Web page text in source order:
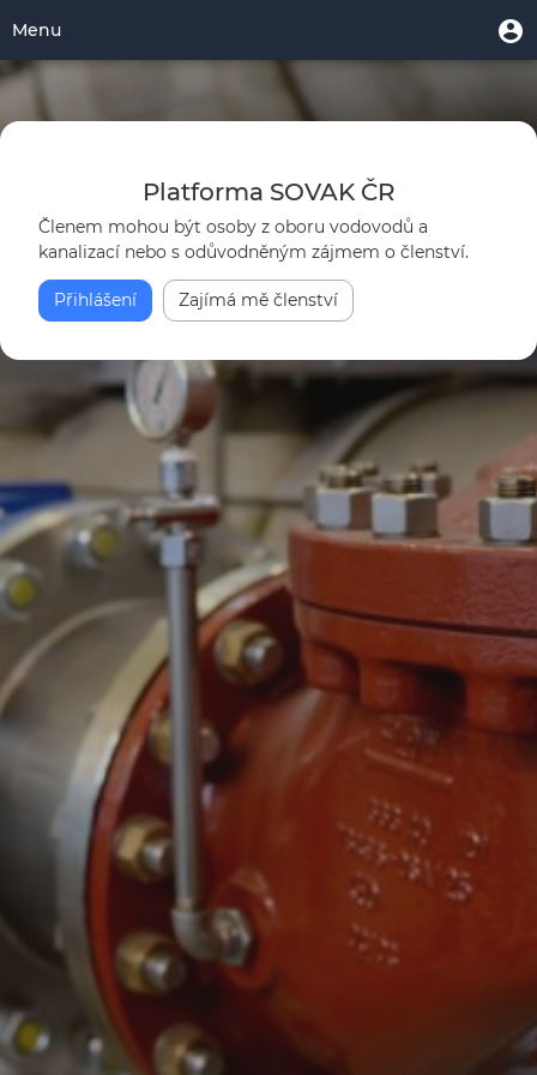
hlavnímu
obsahu
Domů
|
Platforma
ČR
Menu
uživatelského
účtu
Menu
Toggle
navigation
Platforma SOVAK ČR
Členem mohou být osoby z oboru vodovodů a
kanalizací nebo s odůvodněným zájmem o členství.
Přihlášení Zajímá mě členství